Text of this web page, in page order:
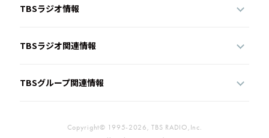
TBSラジオ情報
TBSラジオ関連情報
TBSグループ関連情報
Copyright© 1995-2026, TBS RADIO,Inc.